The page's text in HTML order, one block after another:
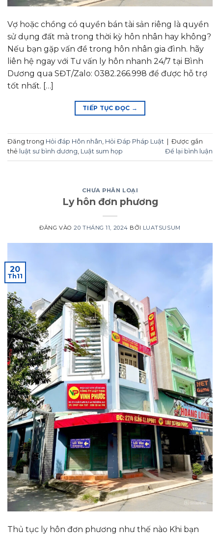
Vợ hoặc chồng có quyền bán tài sản riêng là quyền
sử dụng đất mà trong thời kỳ hôn nhân hay không?
Nếu bạn gặp vấn đề trong hôn nhân gia đình. hãy
liên hệ ngay với Tư vấn ly hôn nhanh 24/7 tại Bình
Dương qua SĐT/Zalo: 0382.266.998 để được hỗ trợ
tốt nhất. […]
TIẾP TỤC ĐỌC →
Đăng trong Hỏi đáp Hôn nhân, Hỏi Đáp Pháp Luật
Được gắn
thẻ luật sư bình dương, Luật sum họp Để lại bình luận
CHƯA PHÂN LOẠI
Ly hôn đơn phương
ĐĂNG VÀO20 THÁNG 11, 2024 BỞI LUATSUSUM
20
Th11
Thủ tục ly hôn đơn phương như thế nào Khi bạn